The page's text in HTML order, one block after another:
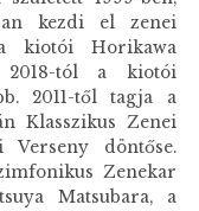
kezdi el zenei
kiotói Horikawa
2018-tól a kiotói
2011-től tagja a
Klasszikus Zenei
döntőse.
Zenekar
Matsubara, a